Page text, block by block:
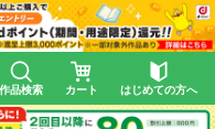
作品検索 カート はじめての方へ